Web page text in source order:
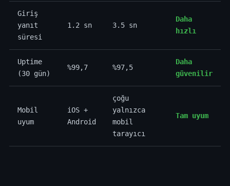
Giriş
yanıt
süresi
1.2 sn 3.5 sn
Daha
hızlı
Uptime
(30 gün)
%99,7 %97,5
Daha
güvenilir
Mobil
uyum
iOS +
Android
çoğu
yalnızca
mobil
tarayıcı
Tam uyum